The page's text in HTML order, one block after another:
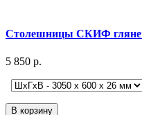
Столешницы СКИФ
5 850 р.
В корзину